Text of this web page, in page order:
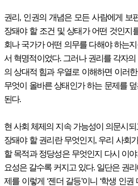
권리, 인권의 개념은 모든 사람에게 보
장돼야 할 조건 및 상태가 어떤 것인지
회나 국가가 어떤 의무를 다해야 하는
서 혁명적이었다. 그러나 권리를 각자
의 상대적 힘과 우열로 이해하면 이러
무엇이 올바른 상태인가 하는 문제를 덮
된다.
현 사회 체제의 지속 가능성이 의문시
장돼야 할 권리란 무엇인지, 우리 사회
할 목적과 정당성은 무엇인지 다시 이
요성은 갈수록 커지고 있다. 일단은 권
제를 이렇게 ‘젠더 갈등’이니 ‘학생 인권